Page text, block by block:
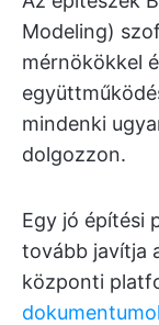
Modeling)
mérnökökkel
mindenki
dolgozzon.
Egy jó építési
tovább javítja
központi